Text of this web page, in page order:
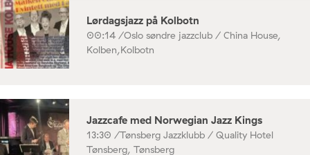
Lørdagsjazz på Kolbotn
00:14 /Oslo søndre jazzclub / China House,
Kolben,Kolbotn
Jazzcafe med Norwegian Jazz Kings
13:30 /Tønsberg Jazzklubb / Quality Hotel
Tønsberg, Tønsberg